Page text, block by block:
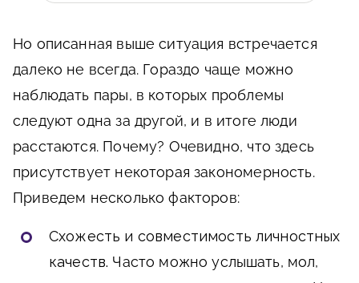
Но описанная выше ситуация встречается
далеко не всегда. Гораздо чаще можно
наблюдать пары, в которых проблемы
следуют одна за другой, и в итоге люди
расстаются. Почему? Очевидно, что здесь
присутствует некоторая закономерность.
Приведем несколько факторов:
Схожесть и совместимость личностных
качеств. Часто можно услышать, мол,